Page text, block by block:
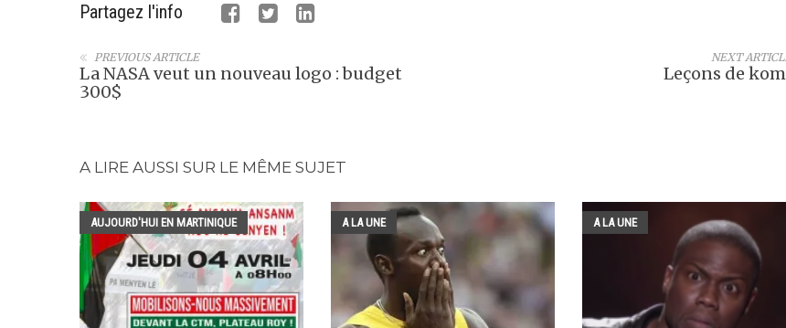
Partagez l'info
NEXT
Leçons de
PREVIOUS ARTICLE
La NASA veut un nouveau logo : budget
300$
A LIRE AUSSI SUR LE MÊME SUJET
AUJOURD'HUI EN MARTINIQUE A LA UNE A LA UNE